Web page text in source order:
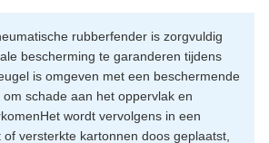
rubberfender is zorgvuldig
bescherming te garanderen tijdens
is omgeven met een beschermende
schade aan het oppervlak en
wordt vervolgens in een
versterkte kartonnen doos geplaatst,